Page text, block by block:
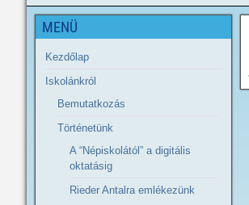
MENÜ
Kezdőlap
Iskolánkról
Bemutatkozás
Történetünk
A “Népiskolától” a digitális
oktatásig
Rieder Antalra emlékezünk